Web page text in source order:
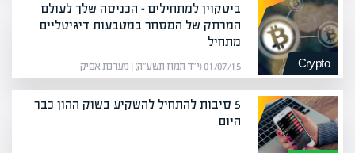
Crypto
ביטקוין למתחילים – הכניסה שלך לעולם
המרתק של המסחר במטבעות דיגיטליים
מתחיל
01/07/15 (י״ד תמוז תשע״ה) | מערכת אפיק
5 סיבות להתחיל להשקיע בשוק ההון כבר
היום